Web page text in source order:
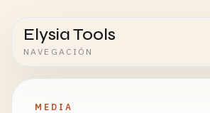
Elysia Tools
NAVEGACIÓN
MEDIA